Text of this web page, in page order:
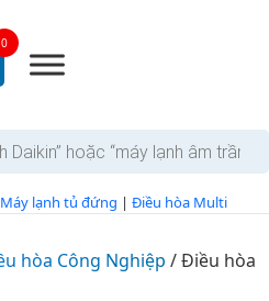
0
Máy lạnh tủ đứng | Điều hòa Multi
hòa Công Nghiệp /Điều hòa